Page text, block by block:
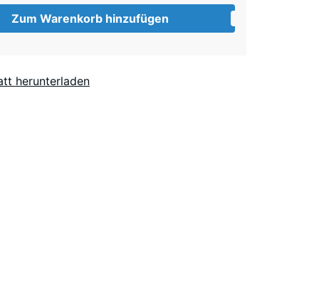
Englischer
Rasen
Zum Warenkorb hinzufügen
herunterladen